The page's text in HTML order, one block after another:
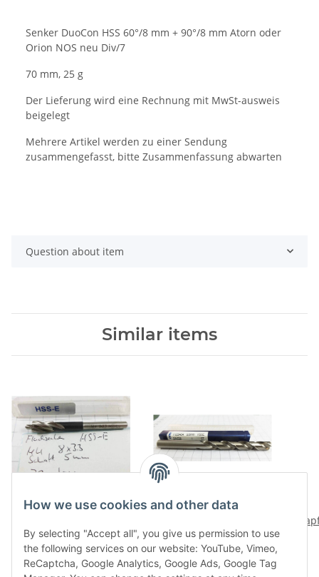
Senker DuoCon HSS 60°/8 mm + 90°/8 mm Atorn oder
Orion NOS neu Div/7
70 mm, 25 g
Der Lieferung wird eine Rechnung mit MwSt-ausweis
beigelegt
Mehrere Artikel werden zu einer Sendung
zusammengefasst, bitte Zusammenfassung abwarten
Question about item
Similar items
Flachsenker M4 HSS-E 8
neu Div/14
20,16 €*
Orion HSS-E 9,8 mm
Länge 134 mm
Markenbohrer,
Rechnung
2,70 €*
How we use cookies and other data
By selecting "Accept all", you give us permission to use
the following services on our website: YouTube, Vimeo,
ReCaptcha, Google Analytics, Google Ads, Google Tag